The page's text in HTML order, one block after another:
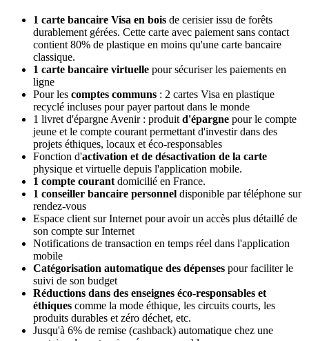
1 carte bancaire Visa en bois de cerisier issu de forêts
durablement gérées. Cette carte avec paiement sans contact
contient 80% de plastique en moins qu'une carte bancaire
classique.
1 carte bancaire virtuelle pour sécuriser les paiements en
ligne
Pour les comptes communs : 2 cartes Visa en plastique
recyclé incluses pour payer partout dans le monde
1 livret d'épargne Avenir : produit d'épargne pour le compte
jeune et le compte courant permettant d'investir dans des
projets éthiques, locaux et éco-responsables
Fonction d'activation et de désactivation de la carte
physique et virtuelle depuis l'application mobile.
1 compte courant domicilié en France.
1 conseiller bancaire personnel disponible par téléphone sur
rendez-vous
Espace client sur Internet pour avoir un accès plus détaillé de
son compte sur Internet
Notifications de transaction en temps réel dans l'application
mobile
Catégorisation automatique des dépenses pour faciliter le
suivi de son budget
Réductions dans des enseignes éco-responsables et
éthiques comme la mode éthique, les circuits courts, les
produits durables et zéro déchet, etc.
Jusqu'à 6% de remise (cashback) automatique chez une